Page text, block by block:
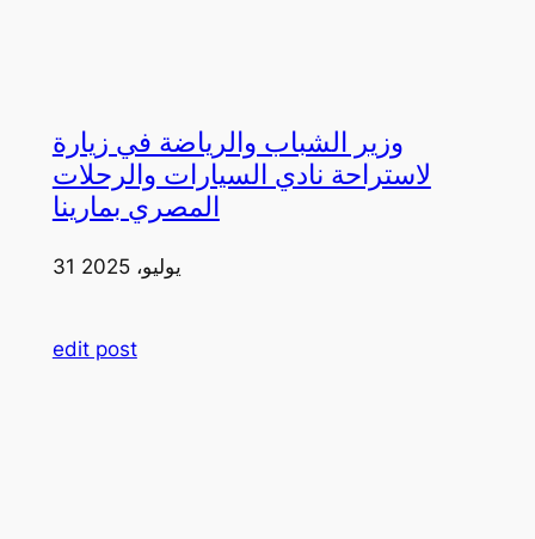
وزير الشباب والرياضة في زيارة
لاستراحة نادي السيارات والرحلات
المصري بمارينا
31 يوليو، 2025
edit post